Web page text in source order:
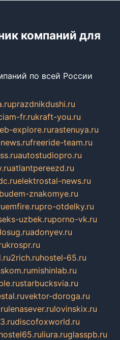
компаний для
по всей России
prazdnikdushi.ru
fr.rukraft-you.ru
explore.rurastenuya.ru
freeride-team.ru
autostudiopro.ru
atlantpereezd.ru
elektrostal-news.ru
budem-znakomye.ru
emfire.rupro-otdelky.ru
uzbek.ruporno-vk.ru
adonyev.ru
krospr.ru
2rich.ruhostel-65.ru
mishinlab.ru
starbucksvia.ru
vektor-doroga.ru
lenasever.rulovinskix.ru
discofoxworld.ru
liura.ruglasspb.ru